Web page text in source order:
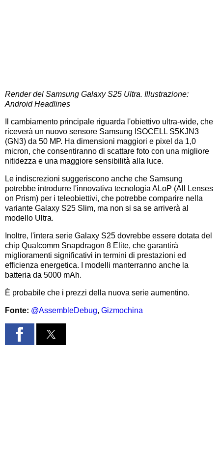
Render del Samsung Galaxy S25 Ultra. Illustrazione:
Android Headlines
Il cambiamento principale riguarda l'obiettivo ultra-wide, che
riceverà un nuovo sensore Samsung ISOCELL S5KJN3
(GN3) da 50 MP. Ha dimensioni maggiori e pixel da 1,0
micron, che consentiranno di scattare foto con una migliore
nitidezza e una maggiore sensibilità alla luce.
Le indiscrezioni suggeriscono anche che Samsung
potrebbe introdurre l'innovativa tecnologia ALoP (All Lenses
on Prism) per i teleobiettivi, che potrebbe comparire nella
variante Galaxy S25 Slim, ma non si sa se arriverà al
modello Ultra.
Inoltre, l'intera serie Galaxy S25 dovrebbe essere dotata del
chip Qualcomm Snapdragon 8 Elite, che garantirà
miglioramenti significativi in termini di prestazioni ed
efficienza energetica. I modelli manterranno anche la
batteria da 5000 mAh.
È probabile che i prezzi della nuova serie aumentino.
Fonte: @AssembleDebug, Gizmochina